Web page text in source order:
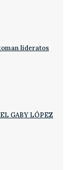
lideratos
GABY LÓPEZ